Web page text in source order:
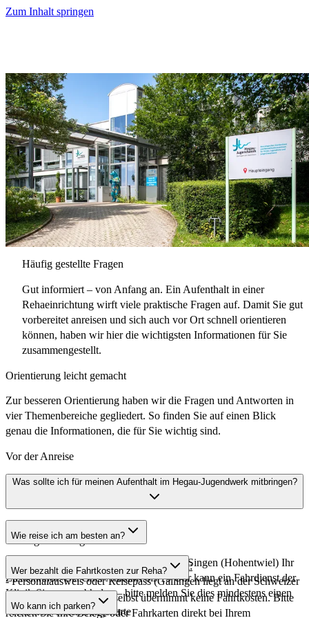
Zum Inhalt springen
Häufig gestellte Fragen
Gut informiert – von Anfang an. Ein Aufenthalt in einer
Rehaeinrichtung wirft viele praktische Fragen auf. Damit Sie gut
vorbereitet anreisen und sich auch vor Ort schnell orientieren
können, haben wir hier die wichtigsten Informationen für Sie
zusammengestellt.
Orientierung leicht gemacht
Zur besseren Orientierung haben wir die Fragen und Antworten in
vier Themenbereiche gegliedert. So finden Sie auf einen Blick
genau die Informationen, die für Sie wichtig sind.
Vor der Anreise
Was sollte ich für meinen Aufenthalt im Hegau-Jugendwerk mitbringen?
Wichtige Unterlagen
Bitte bringen Sie folgende Dokumente mit:
- Personalausweis oder Reisepass (Gailingen liegt an der Schweizer
Grenze)
- Krankenversicherungskarte
Wie reise ich am besten an?
Bei Anreise mit dem Zug ist der Bahnhof Singen (Hohentwiel) Ihr
Zielbahnhof. Bei einer Ankunft bis 15 Uhr kann ein Fahrdienst der
Klinik Sie gerne abholen – bitte melden Sie dies mindestens einen
Tag vorher an.
Wer bezahlt die Fahrtkosten zur Reha?
Das Hegau-Jugendwerk selbst übernimmt keine Fahrtkosten. Bitte
reichen Sie Ihre Belege oder Fahrkarten direkt bei Ihrem
Wo kann ich parken?